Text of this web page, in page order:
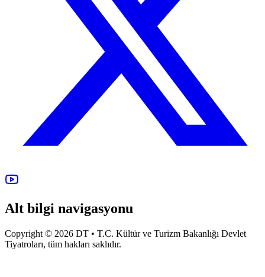
Alt bilgi navigasyonu
Copyright © 2026 DT • T.C. Kültür ve Turizm Bakanlığı Devlet
Tiyatroları, tüm hakları saklıdır.